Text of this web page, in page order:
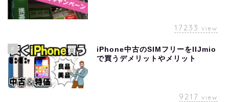
17233 view
4
iPhone中古のSIMフリーをIIJmio
で買うデメリットやメリット
9217 view